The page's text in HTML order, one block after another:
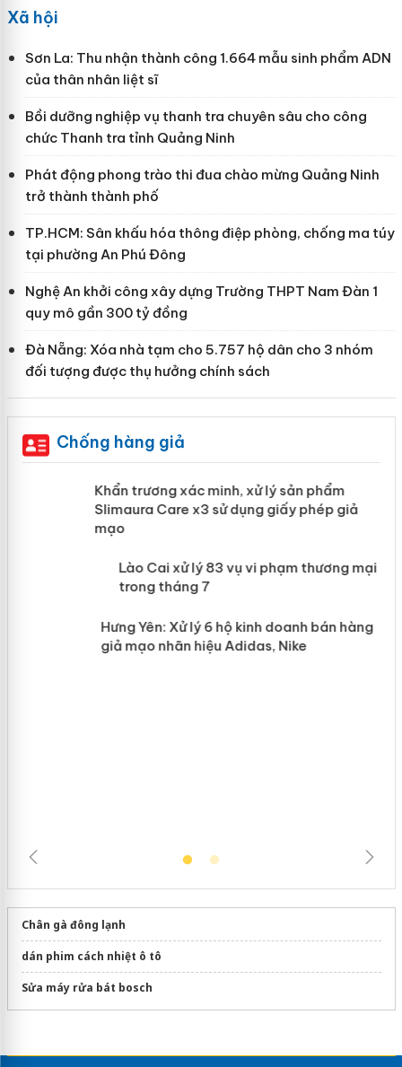
Xã hội
Sơn La: Thu nhận thành công 1.664 mẫu sinh phẩm ADN
của thân nhân liệt sĩ
Bồi dưỡng nghiệp vụ thanh tra chuyên sâu cho công
chức Thanh tra tỉnh Quảng Ninh
Phát động phong trào thi đua chào mừng Quảng Ninh
trở thành thành phố
TP.HCM: Sân khấu hóa thông điệp phòng, chống ma túy
tại phường An Phú Đông
Nghệ An khởi công xây dựng Trường THPT Nam Đàn 1
quy mô gần 300 tỷ đồng
Đà Nẵng: Xóa nhà tạm cho 5.757 hộ dân cho 3 nhóm
đối tượng được thụ hưởng chính sách
Chống hàng giả
Khẩn trương xác minh, xử lý sản phẩm
Slimaura Care x3 sử dụng giấy phép giả
mạo
Lào Cai xử lý 83 vụ vi phạm thương
mại trong tháng 7
Chân gà đông lạnh
dán phim cách nhiệt ô tô
Sửa máy rửa bát bosch